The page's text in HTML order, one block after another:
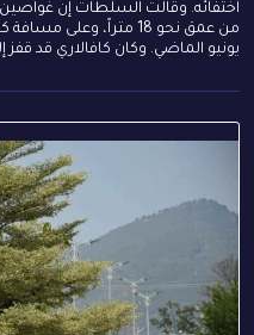
يونيو الماضي. وكان كافالاري قد قفز